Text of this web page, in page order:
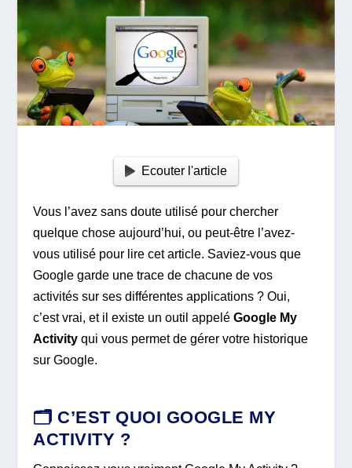
Ecouter l'article
Vous l’avez sans doute utilisé pour chercher
quelque chose aujourd’hui, ou peut-être l’avez-
vous utilisé pour lire cet article. Saviez-vous que
Google garde une trace de chacune de vos
activités sur ses différentes applications ? Oui,
c’est vrai, et il existe un outil appeléGoogle My
Activity qui vous permet de gérer votre historique
sur Google.
🗂️ C’EST QUOI GOOGLE MY
ACTIVITY ?